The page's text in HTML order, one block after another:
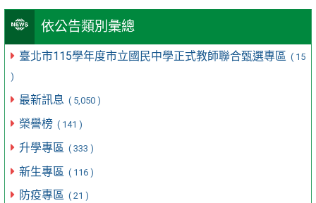
依公告類別彙總
臺北市115學年度市立國民中學正式教師聯合甄選專區 ( 15
)
最新訊息 ( 5,050 )
榮譽榜 ( 141 )
升學專區 ( 333 )
新生專區 ( 116 )
防疫專區 ( 21 )